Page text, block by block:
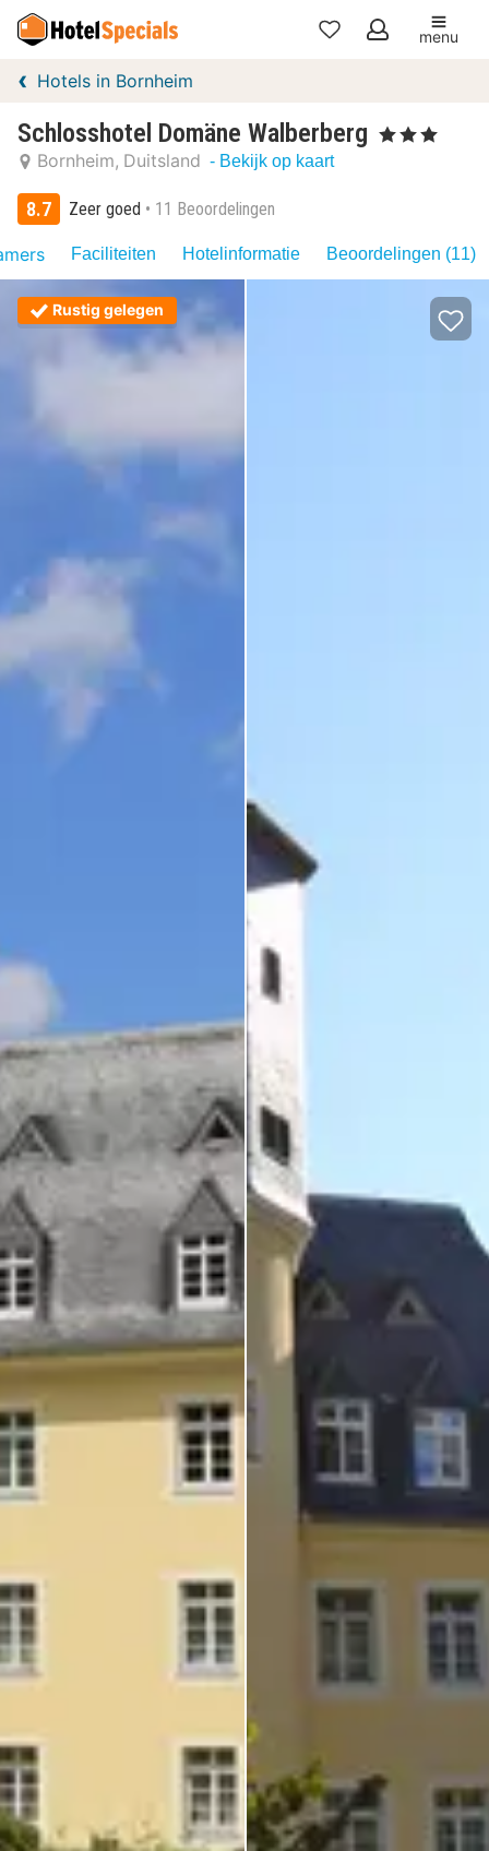
Mijn
menu
Hotels in Bornheim
Schlosshotel Domäne Walberberg , 3 Sterren
Bornheim Duitsland - Bekijk op kaart
8.7 Zeer goed 11 Beoordelingen
Faciliteiten Hotelinformatie Beoordelingen (11)
Rustig gelegen